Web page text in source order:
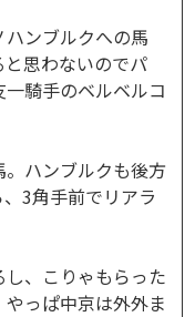
ンブルクへの馬
思わないのでパ
騎手のベルベルコ
ハンブルクも後方
3角手前でリアラ
、こりゃもらった
っぱ中京は外外ま